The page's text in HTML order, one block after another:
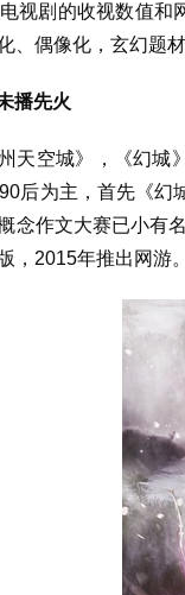
视剧的收视数值和
、偶像化，玄幻题
播先火
天空城》，《幻城
后为主，首先《幻
念作文大赛已小有
，2015年推出网游。